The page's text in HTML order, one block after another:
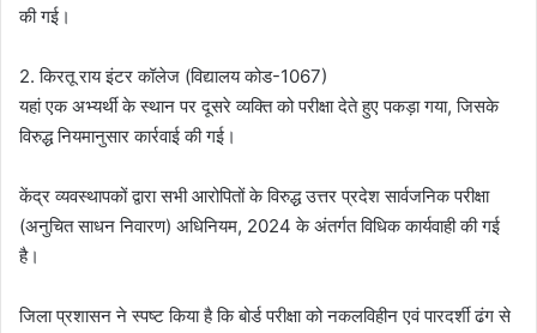
की गई।
2. किरतू राय इंटर कॉलेज (विद्यालय कोड-1067)
यहां एक अभ्यर्थी के स्थान पर दूसरे व्यक्ति को परीक्षा देते हुए पकड़ा गया, जिसके
विरुद्ध नियमानुसार कार्रवाई की गई।
केंद्र व्यवस्थापकों द्वारा सभी आरोपितों के विरुद्ध उत्तर प्रदेश सार्वजनिक परीक्षा
(अनुचित साधन निवारण) अधिनियम, 2024 के अंतर्गत विधिक कार्यवाही की गई
है।
जिला प्रशासन ने स्पष्ट किया है कि बोर्ड परीक्षा को नकलविहीन एवं पारदर्शी ढंग से